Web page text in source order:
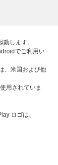
します。
でご利用い
、米国および他
用されていま
ロゴは、